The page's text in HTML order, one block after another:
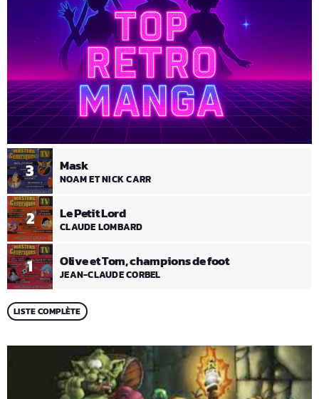
1 Olive et Tom, champions de foot
JEAN-CLAUDE CORBEL
2 Le Petit Lord
CLAUDE LOMBARD
3 Mask
NOAM ET NICK CARR
LISTE COMPLÈTE